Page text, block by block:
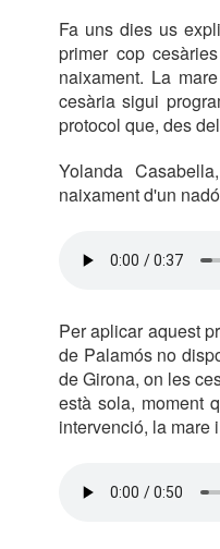
Fa uns dies us
primer cop
naixament. La
cesària sigui
protocol que, des
Yolanda
naixament d'un
Per aplicar aquest
de Palamós no
de Girona, on les
està sola, moment
intervenció, la mare